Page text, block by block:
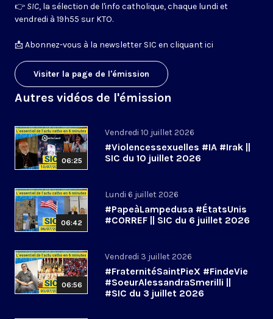
👉 SIC, la sélection de l'info catholique, chaque lundi et
vendredi à 19h55 sur KTO.
📩Abonnez-vous à la newsletter SIC en cliquant ici
Visiter la page de l'émission
Autres vidéos de l'émission
06:25
Vendredi 10 juillet 2026
#Violencessexuelles #IA #Irak ||
SIC du 10 juillet 2026
06:42
Lundi 6 juillet 2026
#PapeàLampedusa #ÉtatsUnis
#CORREF || SIC du 6 juillet 2026
06:56
Vendredi 3 juillet 2026
#FraternitéSaintPieX #FindeVie
#SoeurAlessandraSmerilli ||
#SIC du 3 juillet 2026